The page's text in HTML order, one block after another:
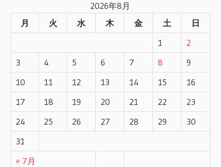
ナ
ゲ
ー
シ
ョ
ン
2026年8月
月
火 水 木 金 土 日
« 7月
1
2
3
4 5 6 7 8
9
10
11 12 13 14 15
16
17
18 19 20 21 22
23
24
25 26 27 28 29
30
31